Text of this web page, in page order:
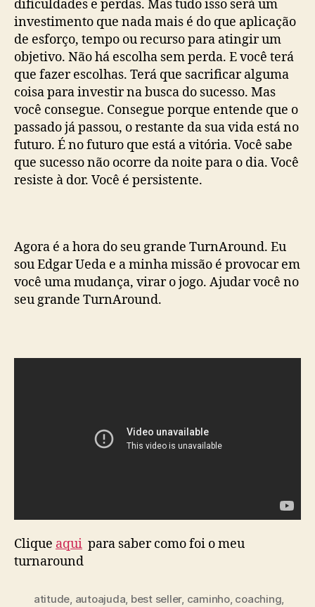
dificuldades e perdas. Mas tudo isso será um
investimento que nada mais é do que aplicação
de esforço, tempo ou recurso para atingir um
objetivo. Não há escolha sem perda. E você terá
que fazer escolhas. Terá que sacrificar alguma
coisa para investir na busca do sucesso. Mas
você consegue. Consegue porque entende que o
passado já passou, o restante da sua vida está no
futuro. É no futuro que está a vitória. Você sabe
que sucesso não ocorre da noite para o dia. Você
resiste à dor. Você é persistente.
Agora é a hora do seu grande TurnAround. Eu
sou Edgar Ueda e a minha missão é provocar em
você uma mudança, virar o jogo. Ajudar você no
seu grande TurnAround.
Clique aqui para saber como foi o meu
turnaround
atitude, autoajuda, best seller, caminho, coaching,